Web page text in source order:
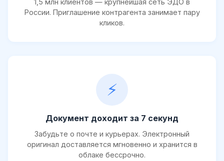
1,5 млн клиентов — крупнейшая сеть ЭДО в
России. Приглашение контрагента занимает пару
кликов.
⚡
Документ доходит за 7 секунд
Забудьте о почте и курьерах. Электронный
оригинал доставляется мгновенно и хранится в
облаке бессрочно.